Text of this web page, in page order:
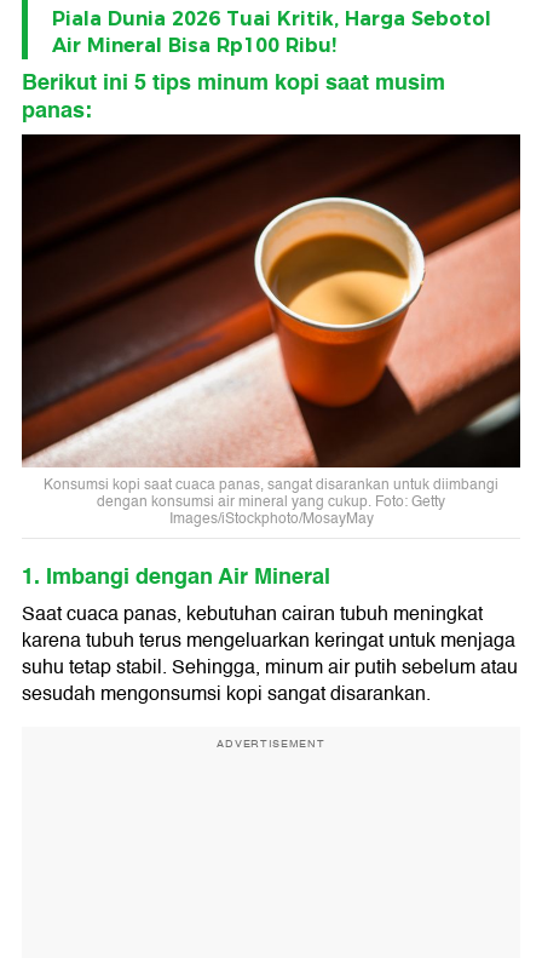
Piala Dunia 2026 Tuai Kritik, Harga Sebotol
Air Mineral Bisa Rp100 Ribu!
Berikut ini 5 tips minum kopi saat musim
panas:
Konsumsi kopi saat cuaca panas, sangat disarankan untuk diimbangi
dengan konsumsi air mineral yang cukup. Foto: Getty
Images/iStockphoto/MosayMay
1. Imbangi dengan Air Mineral
Saat cuaca panas, kebutuhan cairan tubuh meningkat
karena tubuh terus mengeluarkan keringat untuk menjaga
suhu tetap stabil. Sehingga, minum air putih sebelum atau
sesudah mengonsumsi kopi sangat disarankan.
ADVERTISEMENT